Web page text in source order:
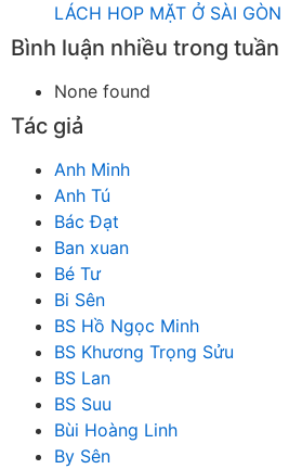
LÁCH HOP MẶT Ở SÀI GÒN
Bình luận nhiều trong tuần
None found
Tác giả
Anh Minh
Anh Tú
Bác Đạt
Ban xuan
Bé Tư
Bi Sên
BS Hồ Ngọc Minh
BS Khương Trọng Sửu
BS Lan
BS Suu
Bùi Hoàng Linh
By Sên